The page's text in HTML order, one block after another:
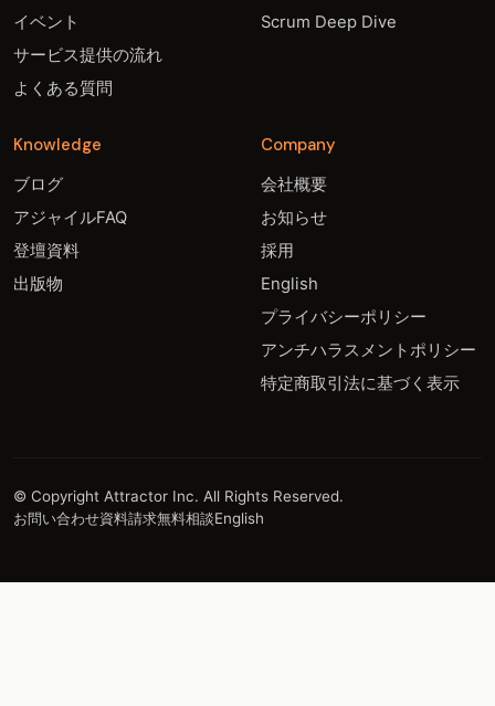
イベント
サービス提供の流れ
よくある質問
Scrum Deep Dive
Knowledge
ブログ
アジャイルFAQ
登壇資料
出版物
Company
会社概要
お知らせ
採用
English
プライバシーポリシー
アンチハラスメントポリシー
特定商取引法に基づく表示
© Copyright Attractor Inc. All Rights Reserved.
お問い合わせ資料請求無料相談English